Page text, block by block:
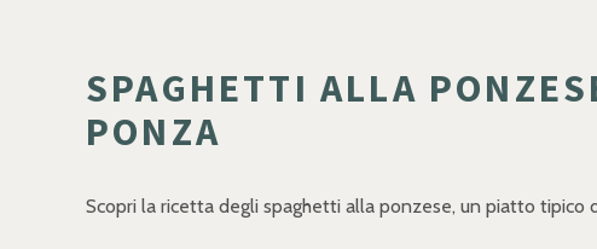
SPAGHETTI ALLA
PONZA
Scopri la ricetta degli spaghetti alla ponzese, un piatto tipico